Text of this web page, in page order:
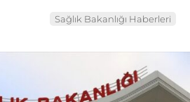
Sağlık Bakanlığı Haberleri